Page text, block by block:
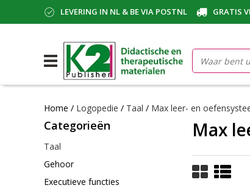
LEVERING IN NL & BE VIA POSTNL GRATIS
Home / Logopedie / Taal / Max leer- en
Categorieën
Taal
Gehoor
Executieve functies
Max